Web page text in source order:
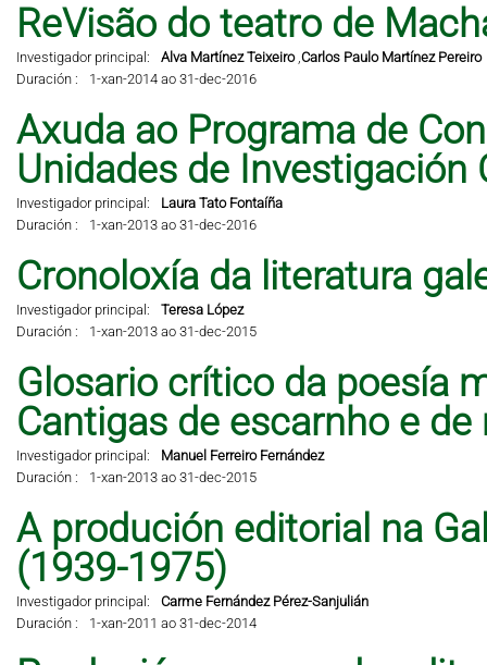
ReVisão do teatro de
Investigador principal: Alva Martínez Teixeiro,Carlos Paulo Martínez Pereiro
Duración :
1-xan-2014 ao 31-dec-2016
Axuda ao Programa de
Unidades de Investigación
Investigador principal:
Laura Tato Fontaíña
Duración :
1-xan-2013 ao 31-dec-2016
Cronoloxía da literatura
Investigador principal:
Teresa López
Duración :
1-xan-2013 ao 31-dec-2015
Glosario crítico da poesía
Cantigas de escarnho e de
Investigador principal:
Manuel Ferreiro Fernández
Duración :
1-xan-2013 ao 31-dec-2015
A produción editorial na
(1939-1975)
Investigador principal:
Carme Fernández Pérez-Sanjulián
Duración :
1-xan-2011 ao 31-dec-2014